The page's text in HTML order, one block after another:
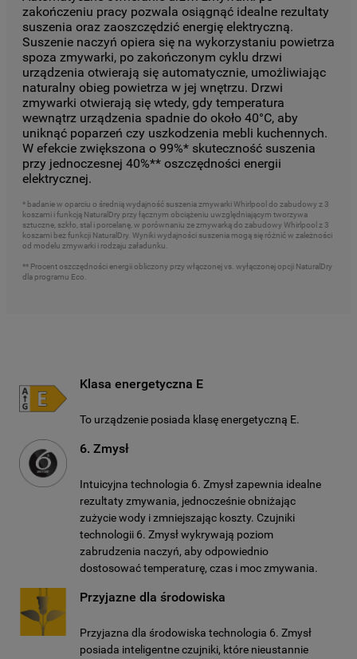
zakończeniu pracy pozwala osiągnąć idealne rezultaty
suszenia oraz zaoszczędzić energię elektryczną.
Suszenie naczyń opiera się na wykorzystaniu powietrza
spoza zmywarki, po zakończonym cyklu drzwi
urządzenia otwierają się automatycznie, umożliwiając
naturalny obieg powietrza w jej wnętrzu. Drzwi
zmywarki otwierają się wtedy, gdy temperatura
wewnątrz urządzenia spadnie do około 40°C, aby
uniknąć poparzeń czy uszkodzenia mebli kuchennych.
W efekcie zwiększona o 99%* skuteczność suszenia
przy jednoczesnej 40%** oszczędności energii
elektrycznej.
* badanie w oparciu o średnią wydajność suszenia zmywarki Whirlpool do zabudowy z 3
koszami i funkcją NaturalDry przy łącznym obciążeniu uwzględniającym tworzywa
sztuczne, szkło, stal i porcelanę, w porównaniu ze zmywarką do zabudowy Whirlpool z 3
koszami bez funkcji NaturalDry. Wyniki wydajności suszenia mogą się różnić w zależności
od modelu zmywarki i rodzaju załadunku.
** Procent oszczędności energii obliczony przy włączonej vs. wyłączonej opcji NaturalDry
dla programu Eco.
Klasa energetyczna E
To urządzenie posiada klasę energetyczną E.
6. Zmysł
Intuicyjna technologia 6. Zmysł zapewnia idealne
rezultaty zmywania, jednocześnie obniżając
zużycie wody i zmniejszając koszty. Czujniki
technologii 6. Zmysł wykrywają poziom
zabrudzenia naczyń, aby odpowiednio
dostosować temperaturę, czas i moc zmywania.
Przyjazne dla środowiska
Przyjazna dla środowiska technologia 6. Zmysł
posiada inteligentne czujniki, które nieustannie